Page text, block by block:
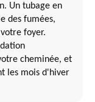
Un tubage en
des fumées,
foyer.
cheminée, et
les mois d'hiver